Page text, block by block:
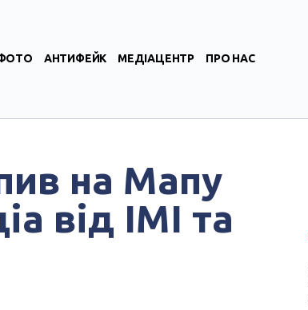
АНТИФЕЙК МЕДІАЦЕНТР ПРО НАС
на Мапу
від ІМІ та